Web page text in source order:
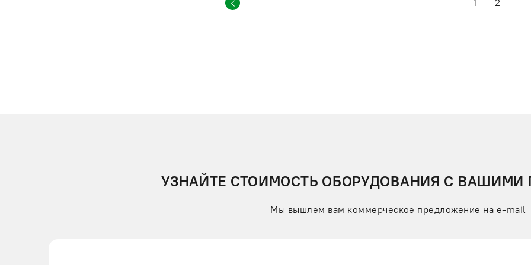
1 2
УЗНАЙТЕ СТОИМОСТЬ ОБОРУДОВАНИЯ С ВАШИМИ
Мы вышлем вам коммерческое предложение на e-mail